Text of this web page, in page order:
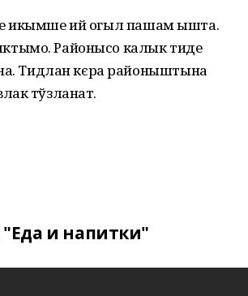
икымше ий огыл пашам ышта.
Районысо калык тиде
Тидлан кєра районыштына
тўзланат.
"Еда и напитки"